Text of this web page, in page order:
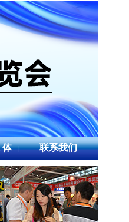
体 | 联系我们